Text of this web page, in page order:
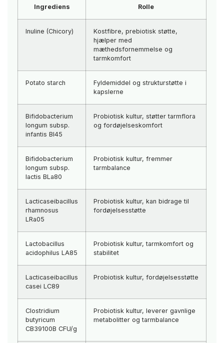
Ingrediens Rolle
Inuline (Chicory)
Kostfibre, prebiotisk støtte,
hjælper med
mæthedsfornemmelse og
tarmkomfort
Potato starch
Fyldemiddel og strukturstøtte i
kapslerne
Bifidobacterium
longum subsp.
infantis BI45
Probiotisk kultur, støtter tarmflora
og fordøjelseskomfort
Bifidobacterium
longum subsp.
lactis BLa80
Probiotisk kultur, fremmer
tarmbalance
Lacticaseibacillus
rhamnosus
LRa05
Probiotisk kultur, kan bidrage til
fordøjelsesstøtte
Lactobacillus
acidophilus LA85
Probiotisk kultur, tarmkomfort og
stabilitet
Lacticaseibacillus
casei LC89
Probiotisk kultur, fordøjelsesstøtte
Clostridium
butyricum
CB39100B CFU/g
Probiotisk kultur, leverer gavnlige
metabolitter og tarmbalance